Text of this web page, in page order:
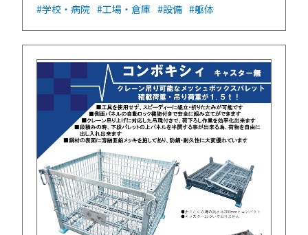
#学校・病院 #工場・倉庫 #設備 #躯体